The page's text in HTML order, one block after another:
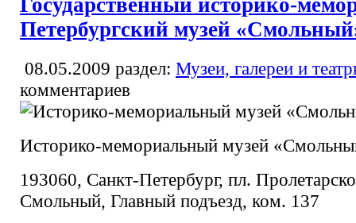
Петербургский музей
08.05.2009 раздел: Музеи, галереи и
комментариев
Историко-мемориальный музей
193060, Санкт-Петербург, пл.
Смольный, Главный подъезд, ком. 137